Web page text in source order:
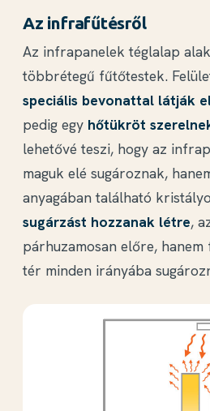
Az infrafűtésről
Az infrapanelek téglalap
többrétegű fűtőtestek.
speciális bevonattal látják
pedig egy hőtükröt
lehetővé teszi, hogy az
maguk elé sugároznak,
anyagában található
sugárzást hozzanak létre,
párhuzamosan előre,
tér minden irányába